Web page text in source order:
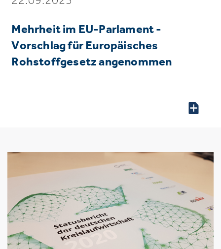
Mehrheit im EU-Parlament -
Vorschlag für Europäisches
Rohstoffgesetz angenommen